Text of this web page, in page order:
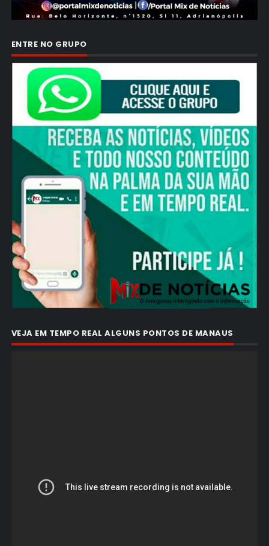
ENTRE NO GRUPO
VEJA EM TEMPO REAL ALGUNS PONTOS DE MANAUS